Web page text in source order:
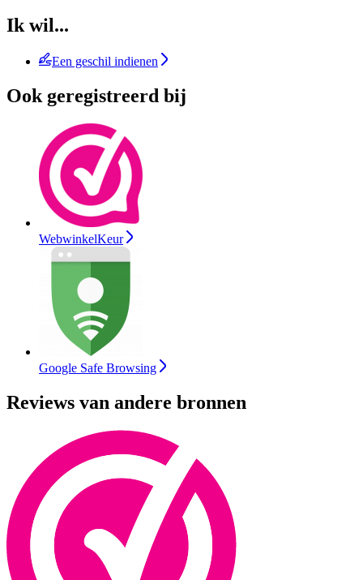
Ik wil...
Een geschil indienen
Ook geregistreerd bij
WebwinkelKeur
Google Safe Browsing
Reviews van andere bronnen